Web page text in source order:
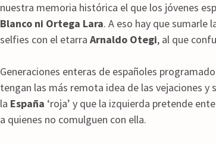
nuestra memoria histórica el que los jóvenes
Blanco ni Ortega Lara. A eso hay que sumarle
selfies con el etarra Arnaldo Otegi, al que
Generaciones enteras de españoles
tengan las más remota idea de las vejaciones
la España ‘roja’ y que la izquierda pretende
a quienes no comulguen con ella.